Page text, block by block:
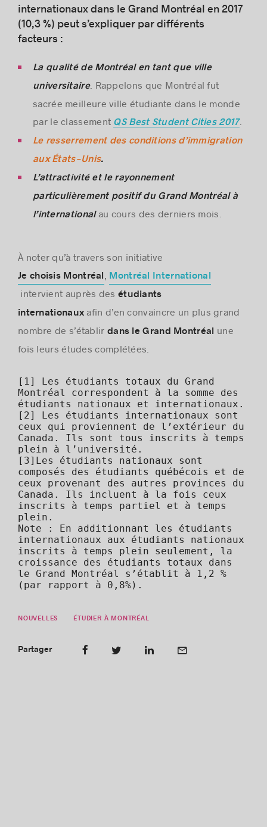
internationaux dans le Grand Montréal en 2017
(10,3 %) peut s’expliquer par différents
facteurs :
La qualité de Montréal en tant que ville
universitaire. Rappelons que Montréal fut
sacrée meilleure ville étudiante dans le monde
par le classement QS Best Student Cities 2017.
Le resserrement des conditions d’immigration
aux États-Unis.
L’attractivité et le rayonnement
particulièrement positif du Grand Montréal à
l’international au cours des derniers mois.
À noter qu’à travers son initiative
Je choisis Montréal, Montréal International
intervient auprès des étudiants
internationaux afin d’en convaincre un plus grand
nombre de s’établir dans le Grand Montréal une
fois leurs études complétées.
[1] Les étudiants totaux du Grand
Montréal correspondent à la somme des
étudiants nationaux et internationaux.
[2] Les étudiants internationaux sont
ceux qui proviennent de l’extérieur du
Canada. Ils sont tous inscrits à temps
plein à l’université.
[3] Les étudiants nationaux sont
composés des étudiants québécois et de
ceux provenant des autres provinces du
Canada. Ils incluent à la fois ceux
inscrits à temps partiel et à temps
plein.
Note : En additionnant les étudiants
internationaux aux étudiants nationaux
inscrits à temps plein seulement, la
croissance des étudiants totaux dans
le Grand Montréal s’établit à 1,2 %
(par rapport à 0,8%).
NOUVELLES ÉTUDIER À MONTRÉAL
Partager